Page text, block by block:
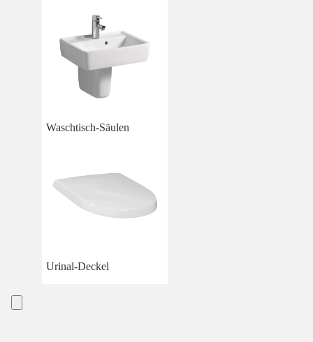
Waschtisch-Säulen
Urinal-Deckel